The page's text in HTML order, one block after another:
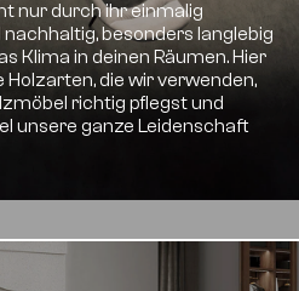
nur durch ihr einmalig
nachhaltig, besonders langlebig
Klima in deinen Räumen. Hier
die wir verwenden,
richtig pflegst und
unsere ganze Leidenschaft